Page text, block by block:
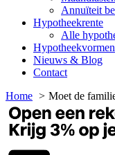
Annuïteit
Hypotheekrente
Alle
Hypotheekvormen
Nieuws & Blog
Contact
Home
Moet de